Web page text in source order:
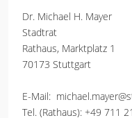
Dr. Michael H. Mayer
Stadtrat
Rathaus, Marktplatz 1
70173 Stuttgart
E-Mail:
Tel. (Rathaus): +49 711